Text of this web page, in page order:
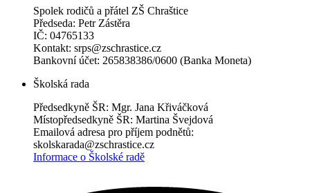
Spolek rodičů a přátel ZŠ Chraštice
Předseda: Petr Zástěra
IČ: 04765133
Kontakt: srps@zschrastice.cz
Bankovní účet: 265838386/0600 (Banka Moneta)
Školská rada
Předsedkyně ŠR: Mgr. Jana Křiváčková
Místopředsedkyně ŠR: Martina Švejdová
Emailová adresa pro příjem podnětů:
skolskarada@zschrastice.cz
Informace o Školské radě